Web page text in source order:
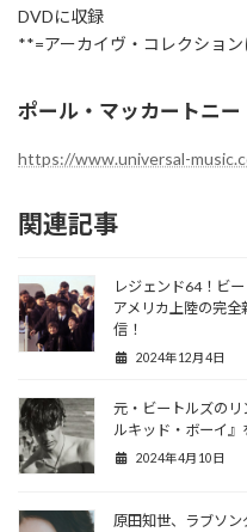
DVDに収録
**=アーカイヴ・コレクショ
ポール・マッカートニ
https://www.universal-
関連記事
レジェンド64！ビ
アメリカ上陸の完
信！
2024年12月4日
元・ビートルズの
ルキッド・ボーイ』
2024年4月10日
原田知世、ラブソ